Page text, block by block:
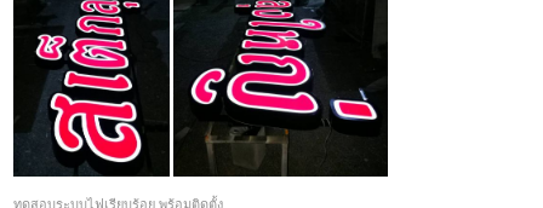
ทดสอบระบบไฟเรียบร้อย พร้อมติดตั้ง